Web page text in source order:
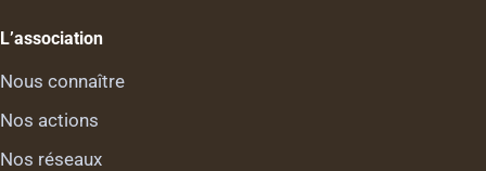
L’association
Nous connaître
Nos actions
Nos réseaux